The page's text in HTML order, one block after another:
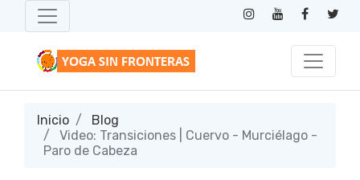
Inicio
Blog
Video: Transiciones | Cuervo - Murciélago -
Paro de Cabeza